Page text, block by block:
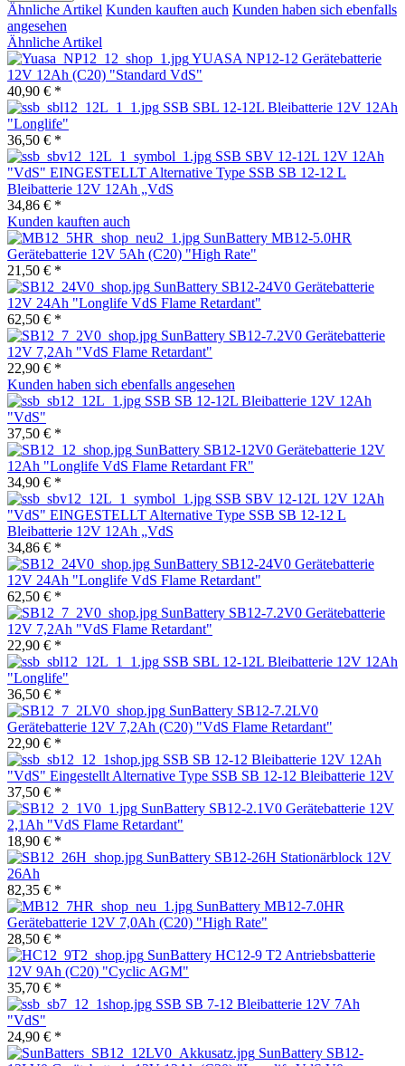
Ähnliche Artikel Kunden kauften auch Kunden haben sich ebenfalls
angesehen
Ähnliche Artikel
YUASA NP12-12 Gerätebatterie
12V 12Ah (C20) "Standard VdS"
40,90 € *
SSB SBL 12-12L Bleibatterie 12V 12Ah
"Longlife"
36,50 € *
SSB SBV 12-12L 12V 12Ah
"VdS" EINGESTELLT Alternative Type SSB SB 12-12 L
Bleibatterie 12V 12Ah „VdS
34,86 € *
Kunden kauften auch
SunBattery MB12-5.0HR
Gerätebatterie 12V 5Ah (C20) "High Rate"
21,50 € *
SunBattery SB12-24V0 Gerätebatterie
12V 24Ah "Longlife VdS Flame Retardant"
62,50 € *
SunBattery SB12-7.2V0 Gerätebatterie
12V 7,2Ah "VdS Flame Retardant"
22,90 € *
Kunden haben sich ebenfalls angesehen
SSB SB 12-12L Bleibatterie 12V 12Ah
"VdS"
37,50 € *
SunBattery SB12-12V0 Gerätebatterie 12V
12Ah "Longlife VdS Flame Retardant FR"
34,90 € *
SSB SBV 12-12L 12V 12Ah
"VdS" EINGESTELLT Alternative Type SSB SB 12-12 L
Bleibatterie 12V 12Ah „VdS
34,86 € *
SunBattery SB12-24V0 Gerätebatterie
12V 24Ah "Longlife VdS Flame Retardant"
62,50 € *
SunBattery SB12-7.2V0 Gerätebatterie
12V 7,2Ah "VdS Flame Retardant"
22,90 € *
SSB SBL 12-12L Bleibatterie 12V 12Ah
"Longlife"
36,50 € *
SunBattery SB12-7.2LV0
Gerätebatterie 12V 7,2Ah (C20) "VdS Flame Retardant"
22,90 € *
SSB SB 12-12 Bleibatterie 12V 12Ah
"VdS" Eingestellt Alternative Type SSB SB 12-12 Bleibatterie 12V
37,50 € *
SunBattery SB12-2.1V0 Gerätebatterie 12V
2,1Ah "VdS Flame Retardant"
18,90 € *
SunBattery SB12-26H Stationärblock 12V
26Ah
82,35 € *
SunBattery MB12-7.0HR
Gerätebatterie 12V 7,0Ah (C20) "High Rate"
28,50 € *
SunBattery HC12-9 T2 Antriebsbatterie
12V 9Ah (C20) "Cyclic AGM"
35,70 € *
SSB SB 7-12 Bleibatterie 12V 7Ah
"VdS"
24,90 € *
SunBattery SB12-